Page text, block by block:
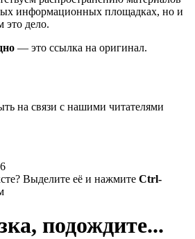
информационных площадках, но и
это дело.
— это ссылка на оригинал.
на связи с нашими читателями
Выделите её и нажмите Ctrl-
подождите...